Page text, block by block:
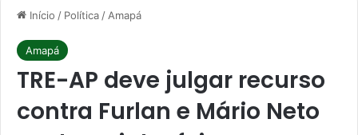
Início / Política / Amapá
Amapá
TRE-AP deve julgar recurso
contra Furlan e Mário Neto